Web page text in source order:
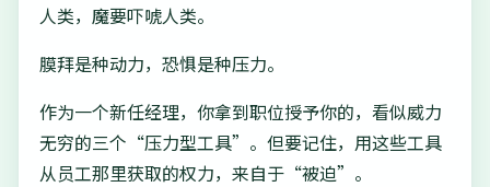
人类，魔要吓唬人类。
膜拜是种动力，恐惧是种压力。
作为一个新任经理，你拿到职位授予你的，看似威力
无穷的三个“压力型工具”。但要记住，用这些工具
从员工那里获取的权力，来自于“被迫”。